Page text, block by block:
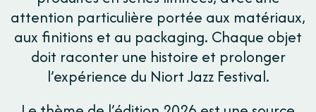
attention particulière portée aux matériaux,
aux finitions et au packaging. Chaque objet
doit raconter une histoire et prolonger
l’expérience du Niort Jazz Festival.